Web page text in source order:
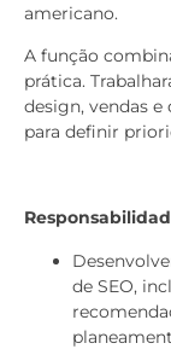
americano.
A função
prática.
design, vendas
para definir
de SEO,